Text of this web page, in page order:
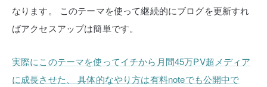
なります。
このテーマを使って継続的にブログを更新すれ
ばアクセスアップは簡単です。
実際にこのテーマを使ってイチから月間45万PV超メディア
に成長させた、
具体的なやり方は有料noteでも公開中で